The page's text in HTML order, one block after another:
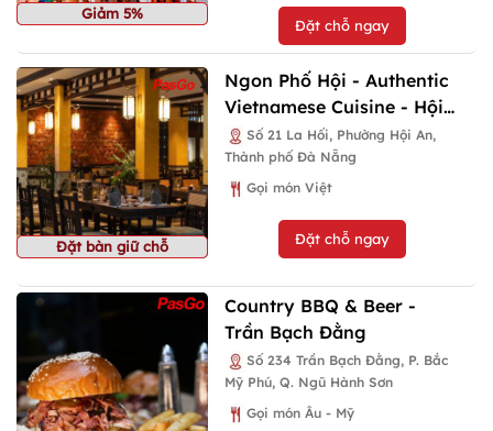
Giảm 5%
Đặt chỗ ngay
Đặt bàn giữ chỗ
Ngon Phố Hội - Authentic
Vietnamese Cuisine - Hội
AnSố 21 La Hối, Phường Hội An,
Thành phố Đà Nẵng
Gọi món Việt
Đặt chỗ ngay
Country BBQ & Beer -
Trần Bạch Đằng
Số 234 Trần Bạch Đằng, P. Bắc
Mỹ Phú, Q. Ngũ Hành Sơn
Gọi món Âu - Mỹ